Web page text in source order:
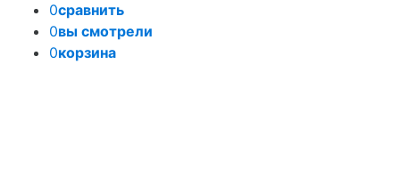
0сравнить
0вы смотрели
0корзина